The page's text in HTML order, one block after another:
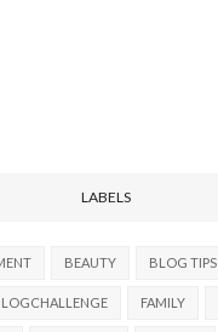
LABELS
BEAUTY BLOG TIPS
FAMILY